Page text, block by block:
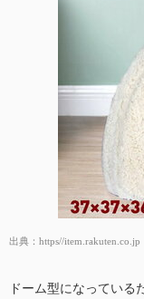
出典： https//item.rakuten.co.jp
ドーム型になっている